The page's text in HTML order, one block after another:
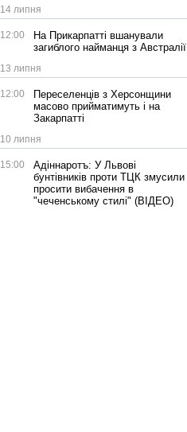
14 липня
12:00
На Прикарпатті вшанували
загиблого найманця з Австралії
13 липня
12:00
Переселенців з Херсонщини
масово прийматимуть і на
Закарпатті
10 липня
15:00
Адіннаротъ: У Львові
бунтівників проти ТЦК змусили
просити вибачення в
"чеченському стилі" (ВІДЕО)